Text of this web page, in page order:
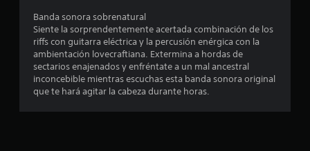
e
l
a
Banda sonora sobrenatural
Siente la sorprendentemente acertada combinación de los
riffs con guitarra eléctrica y la percusión enérgica con la
ambientación lovecraftiana. Extermina a hordas de
sectarios enajenados y enfréntate a un mal ancestral
inconcebible mientras escuchas esta banda sonora original
que te hará agitar la cabeza durante horas.